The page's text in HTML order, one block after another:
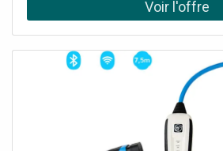
type 2 La borne mobile de recharge
pack adaptateurs - NRG-
d'intelligence embarquée. Grâce à
de prises vous pourrez vous
est présente dans chaque
est intégré à ceux-ci pour
surchauffe. La borne mobile
WIFI ou Bluetooth et se pilote depuis